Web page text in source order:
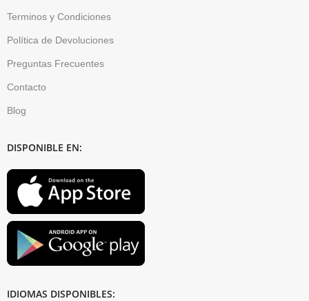
Terminos y Condiciones
Política de Devoluciones
Preguntas Frecuentes
Contacto
Blog
DISPONIBLE EN:
IDIOMAS DISPONIBLES: